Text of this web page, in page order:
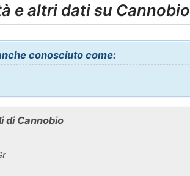
e altri dati su Cannobio
conosciuto come:
di Cannobio